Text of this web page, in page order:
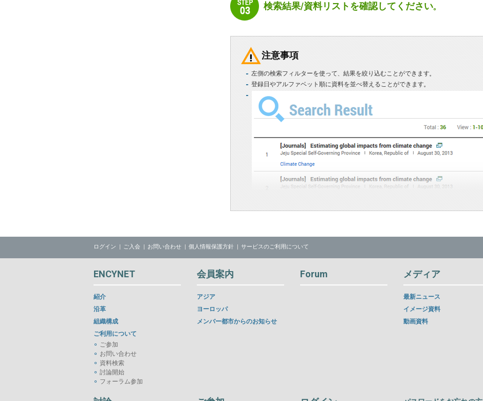
検索結果/資料リストを確認してください。
注意事項
左側の検索フィルターを使って、結果を絞り込むことができます。
登録日やアルファベット順に資料を並べ替えることができます。
ログイン ご入会 お問い合わせ 個人情報保護方針 サービスのご利用について
ENCYNET
紹介
沿革
組織構成
ご利用について
ご参加
お問い合わせ
資料検索
討論開始
フォーラム参加
会員案内
アジア
ヨーロッパ
メンバー都市からのお知らせ
Forum メディア
最新ニュース
イメージ資料
動画資料